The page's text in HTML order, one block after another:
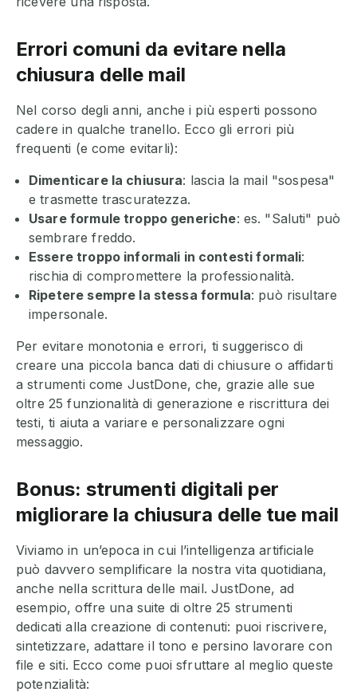
Errori comuni da evitare nella
chiusura delle mail
Nel corso degli anni, anche i più esperti possono
cadere in qualche tranello. Ecco gli errori più
frequenti (e come evitarli):
Dimenticare la chiusura: lascia la mail "sospesa"
e trasmette trascuratezza.
Usare formule troppo generiche: es. "Saluti" può
sembrare freddo.
Essere troppo informali in contesti formali:
rischia di compromettere la professionalità.
Ripetere sempre la stessa formula: può risultare
impersonale.
Per evitare monotonia e errori, ti suggerisco di
creare una piccola banca dati di chiusure o affidarti
a strumenti come JustDone, che, grazie alle sue
oltre 25 funzionalità di generazione e riscrittura dei
testi, ti aiuta a variare e personalizzare ogni
messaggio.
Bonus: strumenti digitali per
migliorare la chiusura delle tue mail
Viviamo in un’epoca in cui l’intelligenza artificiale
può davvero semplificare la nostra vita quotidiana,
anche nella scrittura delle mail. JustDone, ad
esempio, offre una suite di oltre 25 strumenti
dedicati alla creazione di contenuti: puoi riscrivere,
sintetizzare, adattare il tono e persino lavorare con
file e siti. Ecco come puoi sfruttare al meglio queste
potenzialità: